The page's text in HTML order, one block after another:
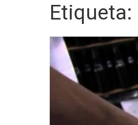
Etiqueta: